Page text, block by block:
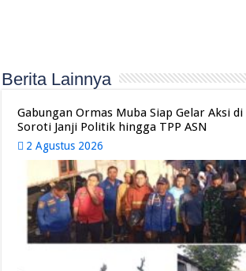
Berita Lainnya
Gabungan Ormas Muba Siap Gelar Aksi
Soroti Janji Politik hingga TPP ASN
2 Agustus 2026